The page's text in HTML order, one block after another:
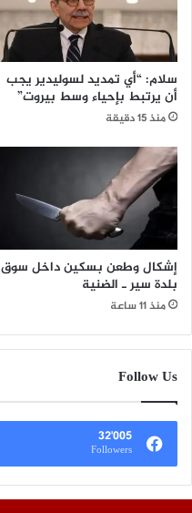
سلام: “أي تمديد لسوليدير يجب
أن يرتبط بإحياء وسط بيروت”
منذ 15 دقيقة
إشكال وطعن بسكين داخل سوق
بلدة سير ـ الضنية
منذ 11 ساعة
Follow Us
32٬005
Followers